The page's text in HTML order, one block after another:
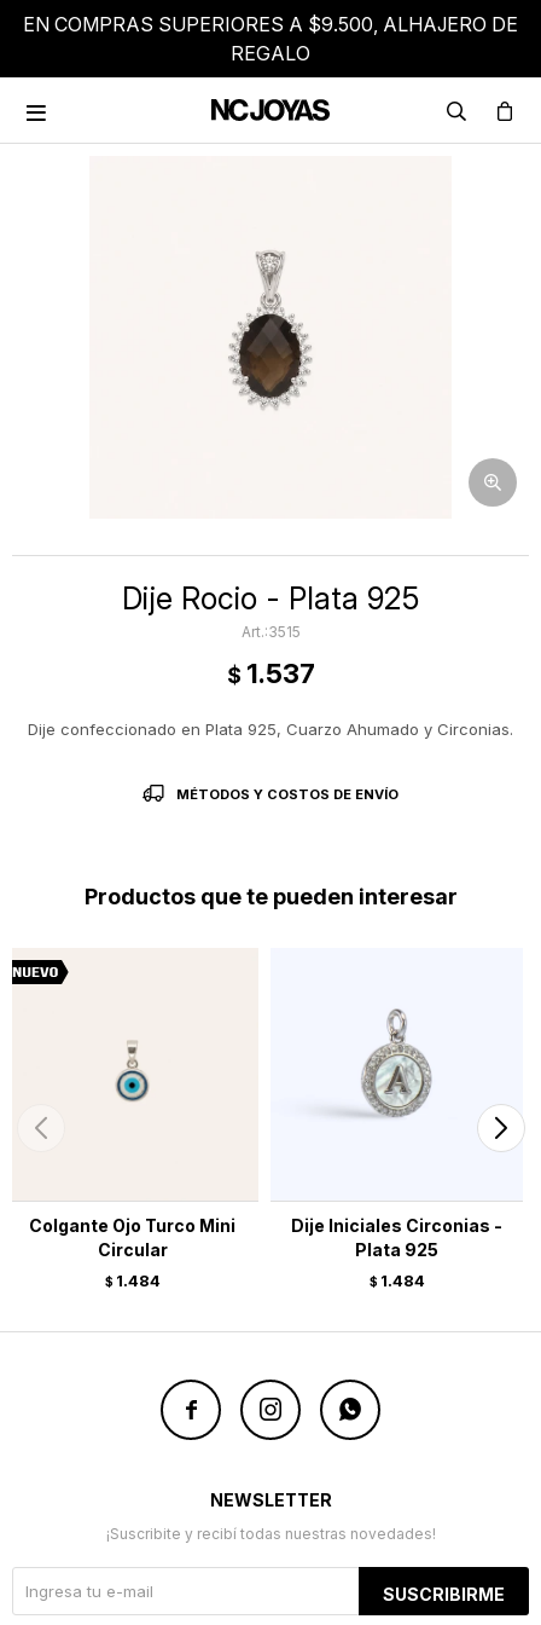
EN COMPRAS SUPERIORES A $9.500, ALHAJERO DE
REGALO

Dije Rocio - Plata 925
3515
$ 1.537
Dije confeccionado en Plata 925, Cuarzo Ahumado y Circonias.
MÉTODOS Y COSTOS DE ENVÍO
Productos que te pueden interesar
Colgante Ojo Turco Mini
Circular
$ 1.484
Dije Iniciales Circonias -
Plata 925
$ 1.484
  
NEWSLETTER
¡Suscribite y recibí todas nuestras novedades!
SUSCRIBIRME